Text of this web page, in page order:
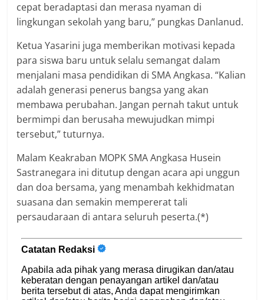
cepat beradaptasi dan merasa nyaman di
lingkungan sekolah yang baru,” pungkas Danlanud.
Ketua Yasarini juga memberikan motivasi kepada
para siswa baru untuk selalu semangat dalam
menjalani masa pendidikan di SMA Angkasa. “Kalian
adalah generasi penerus bangsa yang akan
membawa perubahan. Jangan pernah takut untuk
bermimpi dan berusaha mewujudkan mimpi
tersebut,” tuturnya.
Malam Keakraban MOPK SMA Angkasa Husein
Sastranegara ini ditutup dengan acara api unggun
dan doa bersama, yang menambah kekhidmatan
suasana dan semakin mempererat tali
persaudaraan di antara seluruh peserta.(*)